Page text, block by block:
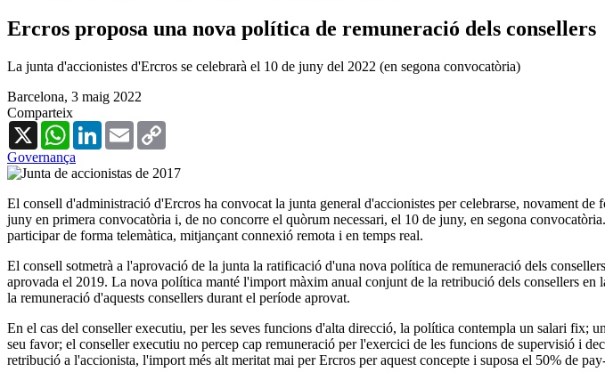
Ercros proposa una nova política de remuneració dels consellers
La junta d'accionistes d'Ercros se celebrarà el 10 de juny del 2022 (en segona convocatòria)
Barcelona, 3 maig 2022
Comparteix
X
WhatsAppLinkedInEmail
Governança
El consell d'administració d'Ercros ha convocat la junta general d'accionistes per celebrarse, novament
juny en primera convocatòria i, de no concorre el quòrum necessari, el 10 de juny, en segona
participar de forma telemàtica, mitjançant connexió remota i en temps real.
El consell sotmetrà a l'aprovació de la junta la ratificació d'una nova política de remuneració dels
aprovada el 2019. La nova política manté l'import màxim anual conjunt de la retribució dels consellers
la remuneració d'aquests consellers durant el període aprovat.
En el cas del conseller executiu, per les seves funcions d'alta direcció, la política contempla un salari fix;
seu favor; el conseller executiu no percep cap remuneració per l'exercici de les funcions de supervisió i
retribució a l'accionista, l'import més alt meritat mai per Ercros per aquest concepte i suposa el 50% de